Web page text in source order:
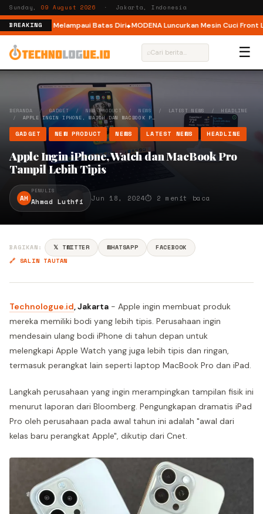
Sunday, 09 August 2026 · Jakarta, Indonesia
BREAKING
Pelari Melampaui Batas Diri MODENA Luncurkan Mesin Cuci Front
⌕ ☰
BERANDA / GADGET/ NEW PRODUCT / NEWS / LATEST NEWS / HEADLINE
/ APPLE INGIN IPHONE, WATCH DAN MACBOOK P…
GADGET NEW PRODUCT NEWS LATEST NEWS HEADLINE
Apple Ingin iPhone, Watch dan MacBook Pro
Tampil Lebih Tipis
AH
PENULIS
Ahmad Luthfi Jun 18, 2024⏱ 2 menit baca
BAGIKAN: 𝕏 TWITTER WHATSAPP
FACEBOOK
🔗 SALIN TAUTAN
Technologue.id, Jakarta - Apple ingin membuat produk
mereka memiliki bodi yang lebih tipis. Perusahaan ingin
mendesain ulang bodi iPhone di tahun depan untuk
melengkapi Apple Watch yang juga lebih tipis dan ringan,
termasuk perangkat lain seperti laptop MacBook Pro dan iPad.
Langkah perusahaan yang ingin merampingkan tampilan fisik ini
menurut laporan dari Bloomberg. Pengungkapan dramatis iPad
Pro oleh perusahaan pada awal tahun ini adalah "awal dari
kelas baru perangkat Apple", dikutip dari Cnet.